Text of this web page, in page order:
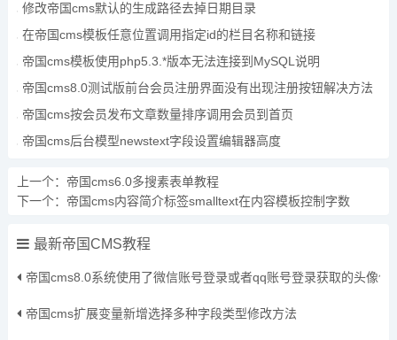
修改帝国cms默认的生成路径去掉日期目录
在帝国cms模板任意位置调用指定id的栏目名称和链接
帝国cms模板使用php5.3.*版本无法连接到MySQL说明
帝国cms8.0测试版前台会员注册界面没有出现注册按钮解决方法
帝国cms按会员发布文章数量排序调用会员到首页
帝国cms后台模型newstext字段设置编辑器高度
上一个： 帝国cms6.0多搜素表单教程
下一个： 帝国cms内容简介标签smalltext在内容模板控制字数
最新帝国CMS教程
帝国cms8.0系统使用了微信账号登录或者qq账号登录获取的头像保
帝国cms扩展变量新增选择多种字段类型修改方法